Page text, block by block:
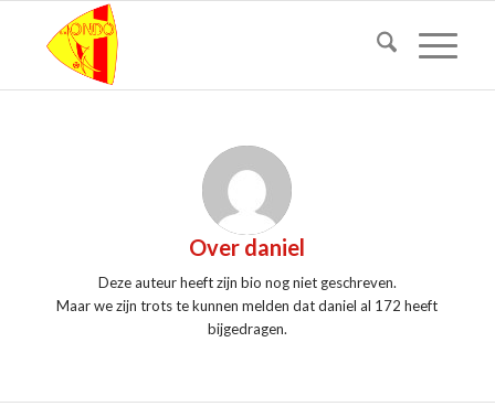
Over daniel
Deze auteur heeft zijn bio nog niet geschreven.
Maar we zijn trots te kunnen melden datdaniel al 172 heeft
bijgedragen.